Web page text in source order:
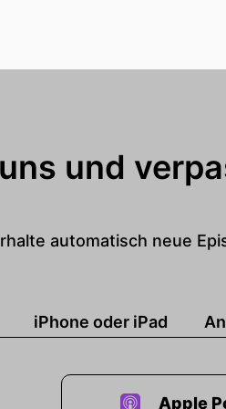
und
automatisch neue
iPhone oder iPad
Apple